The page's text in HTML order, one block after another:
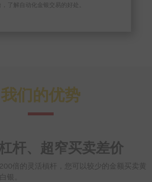
了解自动化金银交易的好处。
我们的优势
杆、超窄买卖差价
倍的灵活槓杆，您可以较少的金额买卖黄
银。